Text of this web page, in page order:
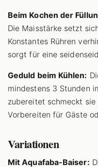
Beim Kochen der
Die Maisstärke setzt
Konstantes Rühren
sorgt für eine
Geduld beim Kühlen:
mindestens 3 Stunden
zubereitet schmeckt
Vorbereiten für Gäste
Variationen
Mit Aquafaba-Baiser: